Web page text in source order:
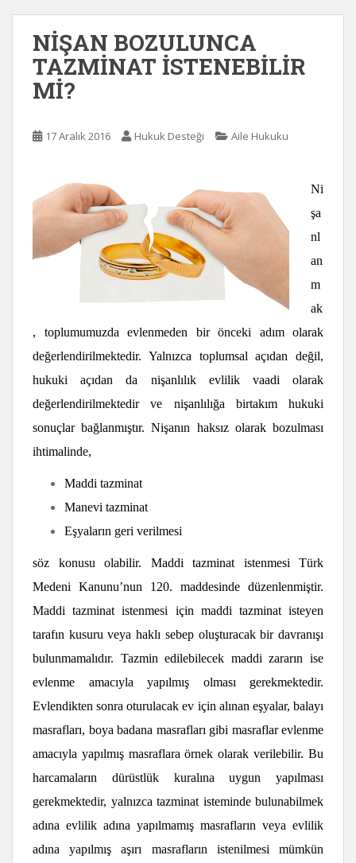
NİŞAN BOZULUNCA
TAZMİNAT İSTENEBİLİR
Mİ?
17 Aralık 2016 Hukuk Desteği Aile Hukuku
Ni
şa
nl
an
m
ak
, toplumumuzda evlenmeden bir önceki adım olarak
değerlendirilmektedir. Yalnızca toplumsal açıdan değil,
hukuki açıdan da nişanlılık evlilik vaadi olarak
değerlendirilmektedir ve nişanlılığa birtakım hukuki
sonuçlar bağlanmıştır. Nişanın haksız olarak bozulması
ihtimalinde,
Maddi tazminat
Manevi tazminat
Eşyaların geri verilmesi
söz konusu olabilir. Maddi tazminat istenmesi Türk
Medeni Kanunu’nun 120. maddesinde düzenlenmiştir.
Maddi tazminat istenmesi için maddi tazminat isteyen
tarafın kusuru veya haklı sebep oluşturacak bir davranışı
bulunmamalıdır. Tazmin edilebilecek maddi zararın ise
evlenme amacıyla yapılmış olması gerekmektedir.
Evlendikten sonra oturulacak ev için alınan eşyalar, balayı
masrafları, boya badana masrafları gibi masraflar evlenme
amacıyla yapılmış masraflara örnek olarak verilebilir. Bu
harcamaların dürüstlük kuralına uygun yapılması
gerekmektedir, yalnızca tazminat isteminde bulunabilmek
adına evlilik adına yapılmamış masrafların veya evlilik
adına yapılmış aşırı masrafların istenilmesi mümkün